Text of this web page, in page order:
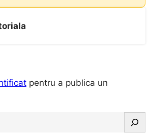
pentru a publica un